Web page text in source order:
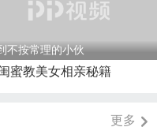
不按常理的小伙
蜜教美女相亲秘籍
更多